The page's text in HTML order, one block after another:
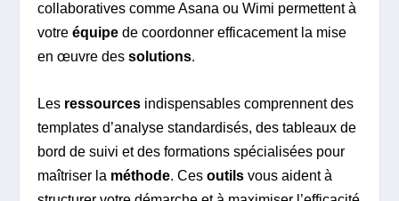
collaboratives comme Asana ou Wimi permettent à
votreéquipe de coordonner efficacement la mise
en œuvre dessolutions.
Les ressources indispensables comprennent des
templates d’analyse standardisés, des tableaux de
bord de suivi et des formations spécialisées pour
maîtriser la méthode. Cesoutils vous aident à